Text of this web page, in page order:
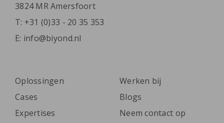
3824 MR Amersfoort
T: +31 (0)33 - 20 35 353
E: info@biyond.nl
Oplossingen
Cases
Expertises
Werken bij
Blogs
Neem contact op